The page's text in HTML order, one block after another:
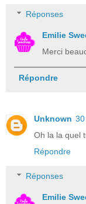
Réponses
Emilie
Merci
Répondre
Unknown
Oh la la quel
Répondre
Réponses
Emilie